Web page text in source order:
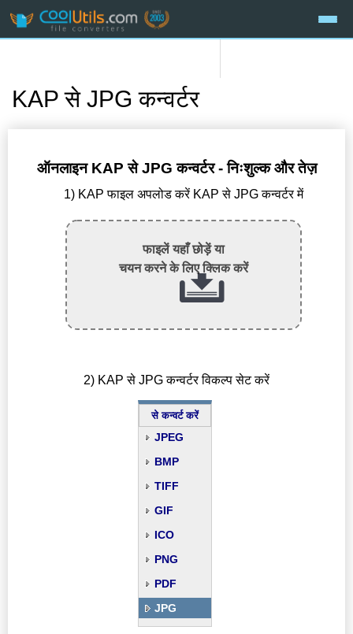
KAP से JPG कन्वर्टर
ऑनलाइन KAP से JPG कन्वर्टर - निःशुल्क और तेज़
1) KAP फाइल अपलोड करें KAP से JPG कन्वर्टर में
फाइलें यहाँ छोड़ें या
चयन करने के लिए क्लिक करें
2) KAP से JPG कन्वर्टर विकल्प सेट करें
से कन्वर्ट करें
JPEG
BMP
TIFF
GIF
ICO
PNG
PDF
JPG